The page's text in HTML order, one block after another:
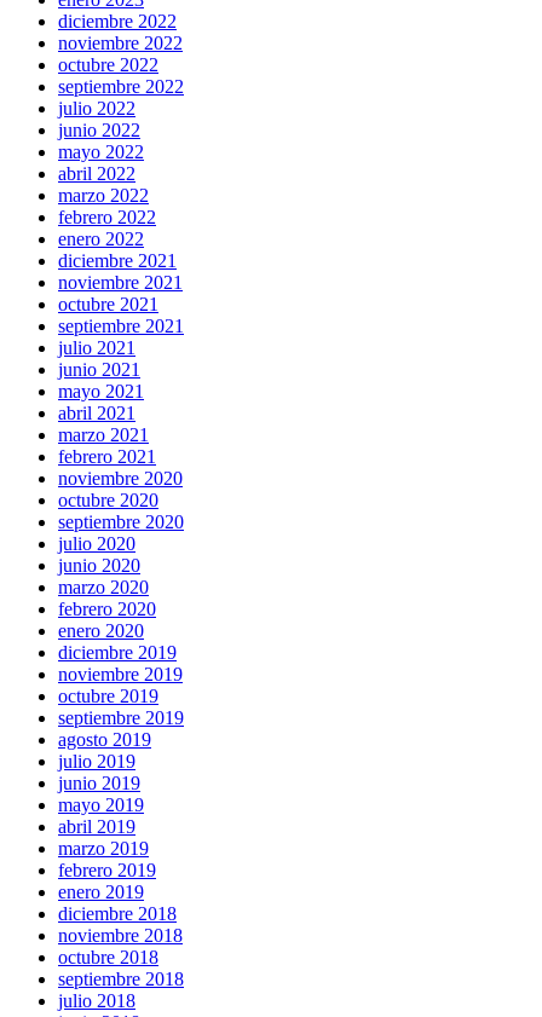
diciembre 2022
noviembre 2022
octubre 2022
septiembre 2022
julio 2022
junio 2022
mayo 2022
abril 2022
marzo 2022
febrero 2022
enero 2022
diciembre 2021
noviembre 2021
octubre 2021
septiembre 2021
julio 2021
junio 2021
mayo 2021
abril 2021
marzo 2021
febrero 2021
noviembre 2020
octubre 2020
septiembre 2020
julio 2020
junio 2020
marzo 2020
febrero 2020
enero 2020
diciembre 2019
noviembre 2019
octubre 2019
septiembre 2019
agosto 2019
julio 2019
junio 2019
mayo 2019
abril 2019
marzo 2019
febrero 2019
enero 2019
diciembre 2018
noviembre 2018
octubre 2018
septiembre 2018
julio 2018